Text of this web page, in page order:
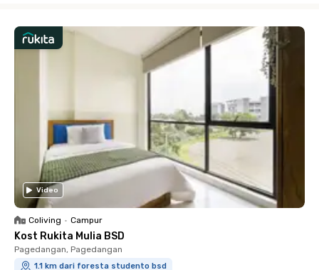
Video
Coliving • Campur
Kost Rukita Mulia BSD
Pagedangan, Pagedangan
1.1 km dari foresta studento bsd